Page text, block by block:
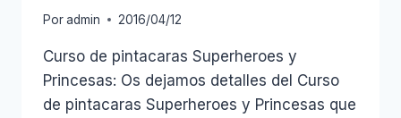
Poradmin 2016/04/12
Curso de pintacaras Superheroes y
Princesas: Os dejamos detalles del Curso
de pintacaras Superheroes y Princesas que